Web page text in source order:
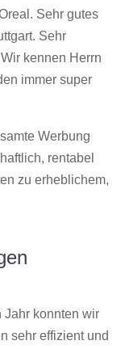
Sehr gutes
Sehr
kennen Herrn
immer super
Werbung
rentabel
zu erheblichem,
Jahr konnten wir
sehr effizient und